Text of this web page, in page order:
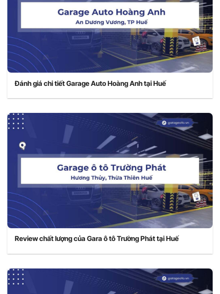
Đánh giá chi tiết Garage Auto Hoàng Anh tại Huế
Review chất lượng của Gara ô tô Trường Phát tại Huế